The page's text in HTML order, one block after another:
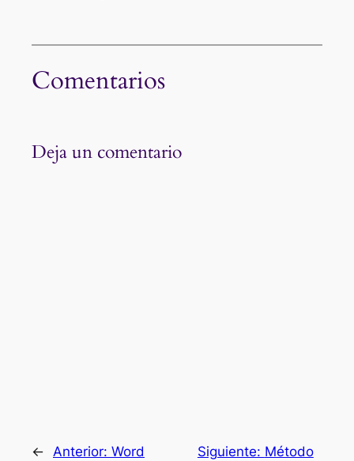
Comentarios
Deja un comentario
← Anterior: Word
Siguiente: Método